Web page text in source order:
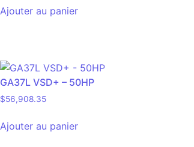
Ajouter au panier
GA37L VSD+ – 50HP
$56,908.35
Ajouter au panier